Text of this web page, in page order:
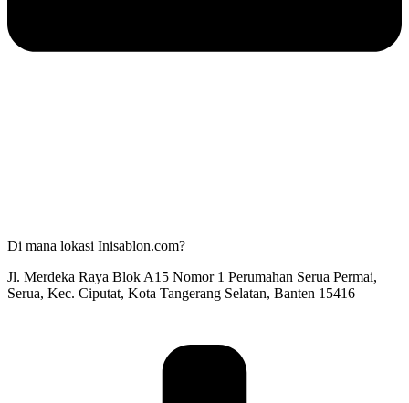
Di mana lokasi Inisablon.com?
Jl. Merdeka Raya Blok A15 Nomor 1 Perumahan Serua Permai,
Serua, Kec. Ciputat, Kota Tangerang Selatan, Banten 15416